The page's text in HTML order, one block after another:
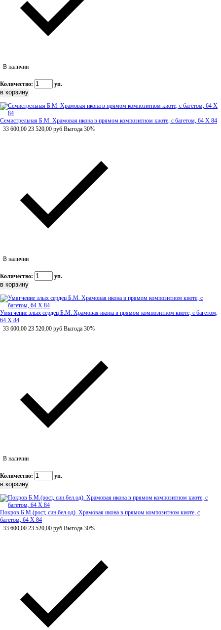
В наличии
Количество: уп.
Семистрельная Б.М. Храмовая икона в прямом композитном киоте, с багетом, 64 Х 84
33 600,00 23 520,00 руб Выгода 30%
В наличии
Количество: уп.
Умягчение злых сердец Б.М. Храмовая икона в прямом композитном киоте, с багетом,
64 Х 84
33 600,00 23 520,00 руб Выгода 30%
В наличии
Количество: уп.
Покров Б.М.(рост, син.бел.од). Храмовая икона в прямом композитном киоте, с
багетом, 64 Х 84
33 600,00 23 520,00 руб Выгода 30%